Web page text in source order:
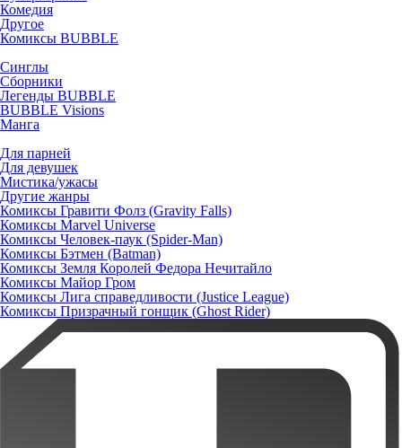
Комедия
Другое
Комиксы BUBBLE
Синглы
Сборники
Легенды BUBBLE
BUBBLE Visions
Манга
Для парней
Для девушек
Мистика/ужасы
Другие жанры
Комиксы Гравити Фолз (Gravity Falls)
Комиксы Marvel Universe
Комиксы Человек-паук (Spider-Man)
Комиксы Бэтмен (Batman)
Комиксы Земля Королей Федора Нечитайло
Комиксы Майор Гром
Комиксы Лига справедливости (Justice League)
Комиксы Призрачный гонщик (Ghost Rider)